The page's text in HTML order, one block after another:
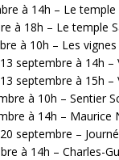
à 14h – Le temple
à 18h – Le temple
à 10h – Les
septembre à 14h
septembre à 15h
à 10h – Sentier
à 14h – Maurice
septembre –
à 14h – Charles-